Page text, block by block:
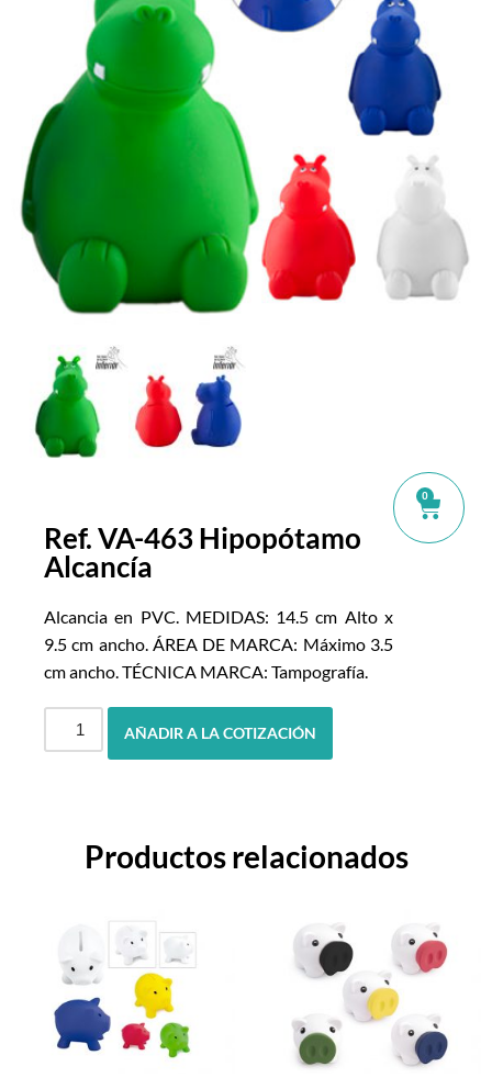
0
Ref. VA-463 Hipopótamo
Alcancía
Alcancia en PVC. MEDIDAS: 14.5 cm Alto x
9.5 cm ancho. ÁREA DE MARCA: Máximo 3.5
cm ancho. TÉCNICA MARCA: Tampografía.
AÑADIR A LA COTIZACIÓN
Productos relacionados